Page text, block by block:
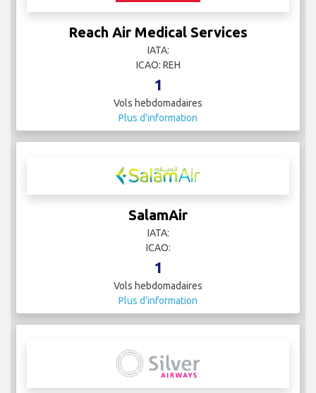
Reach Air Medical Services
IATA:
ICAO: REH
1
Vols hebdomadaires
Plus d'information
SalamAir
IATA:
ICAO:
1
Vols hebdomadaires
Plus d'information